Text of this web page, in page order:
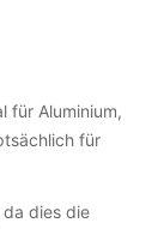
für Aluminium,
für
da dies die